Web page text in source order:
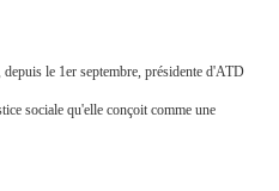
le 1er septembre, présidente d'ATD
sociale qu'elle conçoit comme une